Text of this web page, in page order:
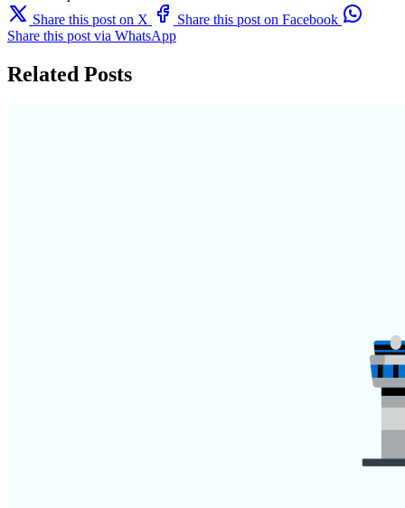
Share this post on X
Share this post on Facebook
Share this post via WhatsApp
Related Posts